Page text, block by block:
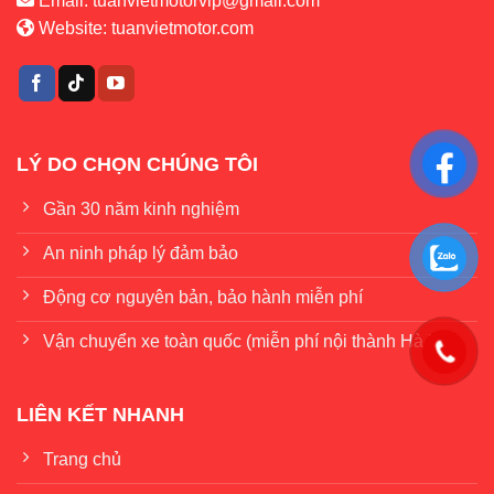
Website: tuanvietmotor.com
LÝ DO CHỌN CHÚNG TÔI
Gần 30 năm kinh nghiệm
An ninh pháp lý đảm bảo
Động cơ nguyên bản, bảo hành miễn phí
Vận chuyển xe toàn quốc (miễn phí nội thành Hà Nội)
LIÊN KẾT NHANH
Trang chủ